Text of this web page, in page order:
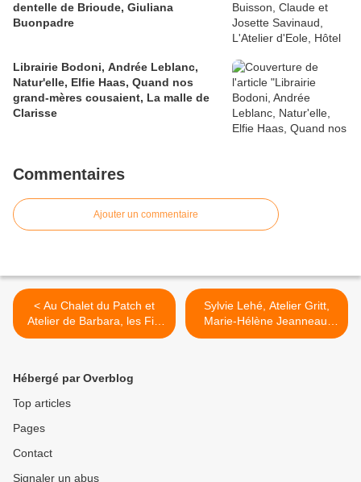
dentelle de Brioude, Giuliana
Buonpadre
Librairie Bodoni, Andrée Leblanc,
Natur'elle, Elfie Haas, Quand nos
grand-mères cousaient, La malle de
Clarisse
Commentaires
Ajouter un commentaire
< Au Chalet du Patch et
Atelier de Barbara, les Fils
à Soso, Catherine
Saint Aubin, Nature Lin et
Sylvie Lehé, Atelier Gritt,
Marie-Hélène Jeanneau,
Michèle Andreu, Atelier
Hébergé par Overblog
Top articles
Pages
Contact
Signaler un abus